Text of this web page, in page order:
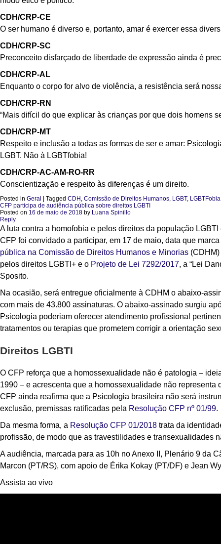
CDH/CRP-CE
O ser humano é diverso e, portanto, amar é exercer essa
CDH/CRP-SC
Preconceito disfarçado de liberdade de expressão ainda é
CDH/CRP-AL
Enquanto o corpo for alvo de violência, a resistência será
CDH/CRP-RN
“Mais difícil do que explicar às crianças por que dois homens
CDH/CRP-MT
Respeito e inclusão a todas as formas de ser e amar:
LGBT. Não à LGBTfobia!
CDH/CRP-AC-AM-RO-RR
Conscientização e respeito às diferenças é um direito.
Posted in Geral Tagged CDH , Comissão de Direitos Humanos, LGBT, LGBTFobia
CFP participa de audiência pública sobre direitos LGBTI
Posted on 16 de maio de 2018 by Luana Spinillo
Reply
A luta contra a homofobia e pelos direitos da população
CFP foi convidado a participar, em 17 de maio, data que
pública na Comissão de Direitos Humanos e Minorias
pelos direitos LGBTI+ e o Projeto de Lei 7292/2017, a “Lei
Sposito.
Na ocasião, será entregue oficialmente à CDHM o abaixo-
com mais de 43.800 assinaturas. O abaixo-assinado surgiu
Psicologia poderiam oferecer atendimento profissional
tratamentos ou terapias que prometem corrigir a orientação
Direitos LGBTI
O CFP reforça que a homossexualidade não é patologia –
1990 – e acrescenta que a homossexualidade não
CFP ainda reafirma que a Psicologia brasileira não será
exclusão, premissas ratificadas pela Resolução CFP nº 01/99.
Da mesma forma, a Resolução CFP 01/2018 trata da
profissão, de modo que as travestilidades e transexualidades
A audiência, marcada para as 10h no Anexo II, Plenário 9 da
Marcon (PT/RS), com apoio de Érika Kokay (PT/DF) e Jean
Assista ao vivo